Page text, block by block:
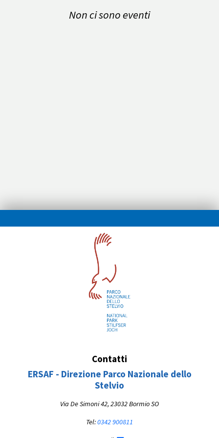
Non ci sono eventi
Contatti
ERSAF - Direzione Parco Nazionale dello
Stelvio
Via De Simoni 42, 23032 Bormio SO
Tel:0342 900811